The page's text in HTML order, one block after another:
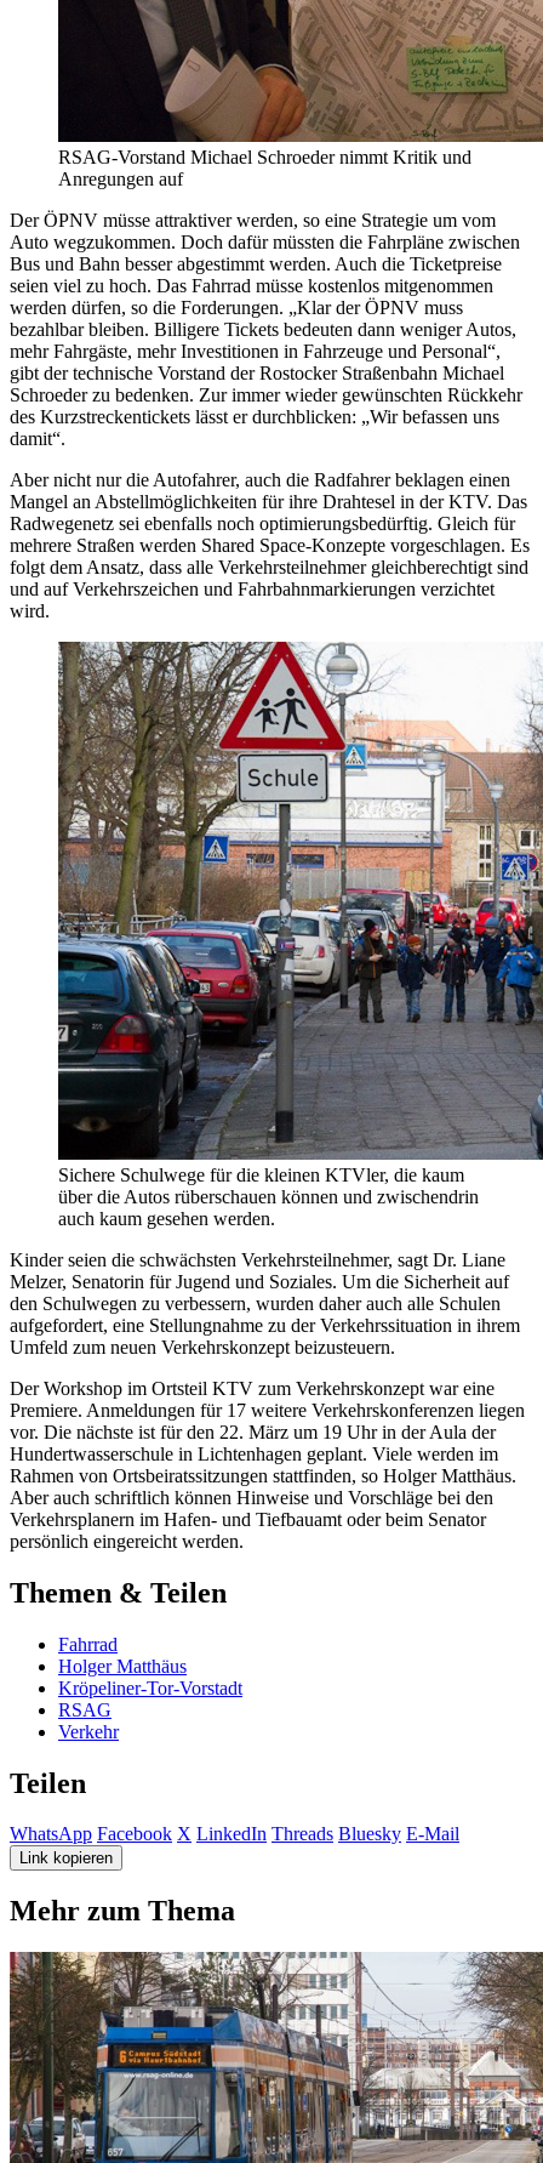
RSAG-Vorstand Michael Schroeder nimmt Kritik und
Anregungen auf
Der ÖPNV müsse attraktiver werden, so eine Strategie um vom
Auto wegzukommen. Doch dafür müssten die Fahrpläne zwischen
Bus und Bahn besser abgestimmt werden. Auch die Ticketpreise
seien viel zu hoch. Das Fahrrad müsse kostenlos mitgenommen
werden dürfen, so die Forderungen. „Klar der ÖPNV muss
bezahlbar bleiben. Billigere Tickets bedeuten dann weniger Autos,
mehr Fahrgäste, mehr Investitionen in Fahrzeuge und Personal“,
gibt der technische Vorstand der Rostocker Straßenbahn Michael
Schroeder zu bedenken. Zur immer wieder gewünschten Rückkehr
des Kurzstreckentickets lässt er durchblicken: „Wir befassen uns
damit“.
Aber nicht nur die Autofahrer, auch die Radfahrer beklagen einen
Mangel an Abstellmöglichkeiten für ihre Drahtesel in der KTV. Das
Radwegenetz sei ebenfalls noch optimierungsbedürftig. Gleich für
mehrere Straßen werden Shared Space-Konzepte vorgeschlagen. Es
folgt dem Ansatz, dass alle Verkehrsteilnehmer gleichberechtigt sind
und auf Verkehrszeichen und Fahrbahnmarkierungen verzichtet
wird.
Sichere Schulwege für die kleinen KTVler, die kaum
über die Autos rüberschauen können und zwischendrin
auch kaum gesehen werden.
Kinder seien die schwächsten Verkehrsteilnehmer, sagt Dr. Liane
Melzer, Senatorin für Jugend und Soziales. Um die Sicherheit auf
den Schulwegen zu verbessern, wurden daher auch alle Schulen
aufgefordert, eine Stellungnahme zu der Verkehrssituation in ihrem
Umfeld zum neuen Verkehrskonzept beizusteuern.
Der Workshop im Ortsteil KTV zum Verkehrskonzept war eine
Premiere. Anmeldungen für 17 weitere Verkehrskonferenzen liegen
vor. Die nächste ist für den 22. März um 19 Uhr in der Aula der
Hundertwasserschule in Lichtenhagen geplant. Viele werden im
Rahmen von Ortsbeiratssitzungen stattfinden, so Holger Matthäus.
Aber auch schriftlich können Hinweise und Vorschläge bei den
Verkehrsplanern im Hafen- und Tiefbauamt oder beim Senator
persönlich eingereicht werden.
Themen & Teilen
Fahrrad
Holger Matthäus
Kröpeliner-Tor-Vorstadt
RSAG
Verkehr
Teilen
WhatsApp Facebook X LinkedIn Threads Bluesky E-Mail
Link kopieren
Mehr zum Thema